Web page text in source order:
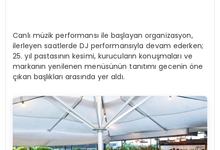
Canlı müzik performansı ile başlayan organizasyon,
ilerleyen saatlerde DJ performansıyla devam ederken;
25. yıl pastasının kesimi, kurucuların konuşmaları ve
markanın yenilenen menüsünün tanıtımı gecenin öne
çıkan başlıkları arasında yer aldı.